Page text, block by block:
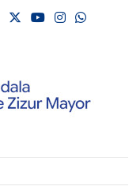
de
twitter
youtube